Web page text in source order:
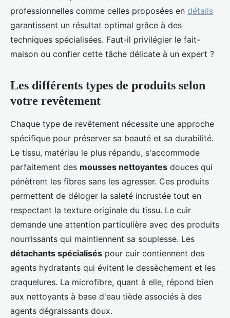
professionnelles comme celles proposées en détails
garantissent un résultat optimal grâce à des
techniques spécialisées. Faut-il privilégier le fait-
maison ou confier cette tâche délicate à un expert ?
Les différents types de produits selon
votre revêtement
Chaque type de revêtement nécessite une approche
spécifique pour préserver sa beauté et sa durabilité.
Le tissu, matériau le plus répandu, s'accommode
parfaitement des mousses nettoyantes douces qui
pénètrent les fibres sans les agresser. Ces produits
permettent de déloger la saleté incrustée tout en
respectant la texture originale du tissu. Le cuir
demande une attention particulière avec des produits
nourrissants qui maintiennent sa souplesse. Les
détachants spécialisés pour cuir contiennent des
agents hydratants qui évitent le dessèchement et les
craquelures. La microfibre, quant à elle, répond bien
aux nettoyants à base d'eau tiède associés à des
agents dégraissants doux.